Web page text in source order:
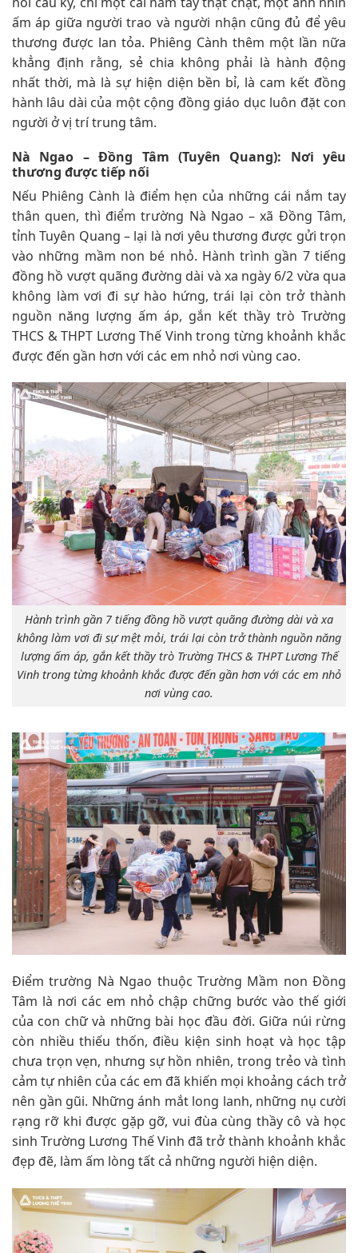
ấm áp giữa người trao và người nhận cũng đủ để yêu
thương được lan tỏa. Phiêng Cành thêm một lần nữa
khẳng định rằng, sẻ chia không phải là hành động
nhất thời, mà là sự hiện diện bền bỉ, là cam kết đồng
hành lâu dài của một cộng đồng giáo dục luôn đặt con
người ở vị trí trung tâm.
Nà Ngao – Đồng Tâm (Tuyên Quang): Nơi yêu
thương được tiếp nối
Nếu Phiêng Cành là điểm hẹn của những cái nắm tay
thân quen, thì điểm trường Nà Ngao – xã Đồng Tâm,
tỉnh Tuyên Quang – lại là nơi yêu thương được gửi trọn
vào những mầm non bé nhỏ. Hành trình gần 7 tiếng
đồng hồ vượt quãng đường dài và xa ngày 6/2 vừa qua
không làm vơi đi sự hào hứng, trái lại còn trở thành
nguồn năng lượng ấm áp, gắn kết thầy trò Trường
THCS & THPT Lương Thế Vinh trong từng khoảnh khắc
được đến gần hơn với các em nhỏ nơi vùng cao.
Hành trình gần 7 tiếng đồng hồ vượt quãng đường dài và xa
không làm vơi đi sự mệt mỏi, trái lại còn trở thành nguồn năng
lượng ấm áp, gắn kết thầy trò Trường THCS & THPT Lương Thế
Vinh trong từng khoảnh khắc được đến gần hơn với các em nhỏ
nơi vùng cao.
Điểm trường Nà Ngao thuộc Trường Mầm non Đồng
Tâm là nơi các em nhỏ chập chững bước vào thế giới
của con chữ và những bài học đầu đời. Giữa núi rừng
còn nhiều thiếu thốn, điều kiện sinh hoạt và học tập
chưa trọn vẹn, nhưng sự hồn nhiên, trong trẻo và tình
cảm tự nhiên của các em đã khiến mọi khoảng cách trở
nên gần gũi. Những ánh mắt long lanh, những nụ cười
rạng rỡ khi được gặp gỡ, vui đùa cùng thầy cô và học
sinh Trường Lương Thế Vinh đã trở thành khoảnh khắc
đẹp đẽ, làm ấm lòng tất cả những người hiện diện.